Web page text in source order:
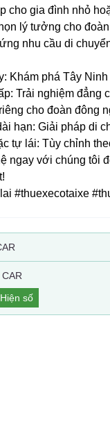
cho gia đình nhỏ
lý tưởng cho
nhu cầu di
Khám phá Tây Ninh
Trải nghiệm
cho đoàn đông
hạn: Giải pháp di
tự lái: Tùy chỉnh
với chúng tôi
#thuexecotaixe
Hiện số